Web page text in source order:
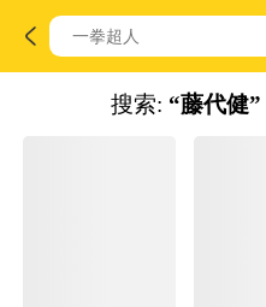
搜索: “藤代健”